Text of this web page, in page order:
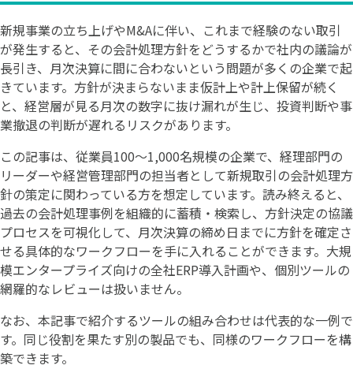
新規事業の立ち上げやM&Aに伴い、これまで経験のない取引
が発生すると、その会計処理方針をどうするかで社内の議論が
長引き、月次決算に間に合わないという問題が多くの企業で起
きています。方針が決まらないまま仮計上や計上保留が続く
と、経営層が見る月次の数字に抜け漏れが生じ、投資判断や事
業撤退の判断が遅れるリスクがあります。
この記事は、従業員100〜1,000名規模の企業で、経理部門の
リーダーや経営管理部門の担当者として新規取引の会計処理方
針の策定に関わっている方を想定しています。読み終えると、
過去の会計処理事例を組織的に蓄積・検索し、方針決定の協議
プロセスを可視化して、月次決算の締め日までに方針を確定さ
せる具体的なワークフローを手に入れることができます。大規
模エンタープライズ向けの全社ERP導入計画や、個別ツールの
網羅的なレビューは扱いません。
なお、本記事で紹介するツールの組み合わせは代表的な一例で
す。同じ役割を果たす別の製品でも、同様のワークフローを構
築できます。